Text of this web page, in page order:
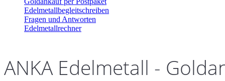
Edelmetallbegleitschreiben
Fragen und Antworten
Edelmetallrechner
ANKA Edelmetall -